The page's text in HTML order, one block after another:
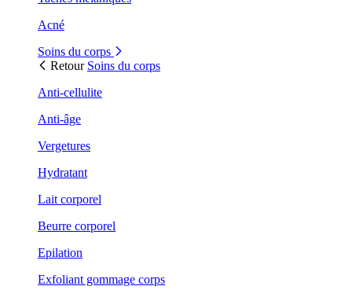
Acné
Soins du corps
Retour Soins du corps
Anti-cellulite
Anti-âge
Vergetures
Hydratant
Lait corporel
Beurre corporel
Epilation
Exfoliant gommage corps